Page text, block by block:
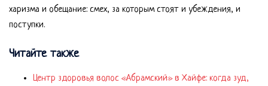
харизма и обещание: смех, за которым стоят и убеждения, и
поступки.
Читайте также
Центр здоровья волос «Абрaмский» в Хайфе: когда зуд,